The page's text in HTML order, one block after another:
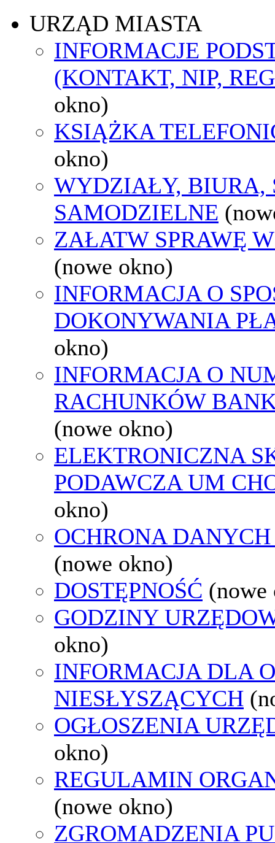
URZĄD MIASTA
INFORMACJE
(KONTAKT, NIP,
okno)
KSIĄŻKA
okno)
WYDZIAŁY, BIURA,
SAMODZIELNE
ZAŁATW SPRAWĘ
(nowe okno)
INFORMACJA O
DOKONYWANIA
okno)
INFORMACJA O
RACHUNKÓW
(nowe okno)
ELEKTRONICZNA
PODAWCZA UM
okno)
OCHRONA
(nowe okno)
DOSTĘPNOŚĆ (nowe
GODZINY
okno)
INFORMACJA DLA
NIESŁYSZĄCYCH
OGŁOSZENIA
okno)
REGULAMIN
(nowe okno)
ZGROMADZENIA